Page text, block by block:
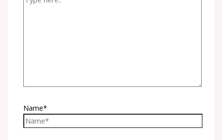
Name*